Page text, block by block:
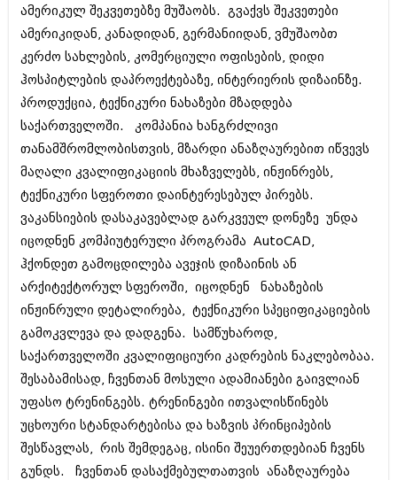
მარტი 2016 (200)
თებერვალი 2016 (250)
დეკემბერი 2015 (207)
ნოემბერი 2015 (264)
ოქტომბერი 2015 (204)
სექტემბერი 2015 (215)
აგვისტო 2015 (286)
ივლისი 2015 (173)
ივნისი 2015 (261)
მაისი 2015 (194)
აპრილი 2015 (208)
მარტი 2015 (365)
თებერვალი 2015 (286)
იანვარი 2015 (247)
ნოემბერი 2014 (290)
ოქტომბერი 2014 (292)
სექტემბერი 2014 (394)
აგვისტო 2014 (248)
ივლისი 2014 (313)
ივნისი 2014 (366)
მაისი 2014 (313)
აპრილი 2014 (290)
მარტი 2014 (413)
თებერვალი 2014 (318)
იანვარი 2014 (297)
ამერიკულ შეკვეთებზე მუშაობს. გვაქვს შეკვეთები
ამერიკიდან, კანადიდან, გერმანიიდან, ვმუშაობთ
კერძო სახლების, კომერციული ოფისების, დიდი
ჰოსპიტლების დაპროექტებაზე, ინტერიერის დიზაინზე.
პროდუქცია, ტექნიკური ნახაზები მზადდება
საქართველოში. კომპანია ხანგრძლივი
თანამშრომლობისთვის, მზარდი ანაზღაურებით იწვევს
მაღალი კვალიფიკაციის მხაზველებს, ინჟინრებს,
ტექნიკური სფეროთი დაინტერესებულ პირებს.
ვაკანსიების დასაკავებლად გარკვეულ დონეზე უნდა
იცოდნენ კომპიუტერული პროგრამა AutoCAD,
ჰქონდეთ გამოცდილება ავეჯის დიზაინის ან
არქიტექტორულ სფეროში, იცოდნენ ნახაზების
ინჟინრული დეტალირება, ტექნიკური სპეციფიკაციების
გამოკვლევა და დადგენა. სამწუხაროდ,
საქართველოში კვალიფიციური კადრების ნაკლებობაა.
შესაბამისად, ჩვენთან მოსული ადამიანები გაივლიან
უფასო ტრენინგებს. ტრენინგები ითვალისწინებს
უცხოური სტანდარტებისა და ხაზვის პრინციპების
შესწავლას, რის შემდეგაც, ისინი შეუერთდებიან ჩვენს
გუნდს. ჩვენთან დასაქმებულთათვის ანაზღაურება